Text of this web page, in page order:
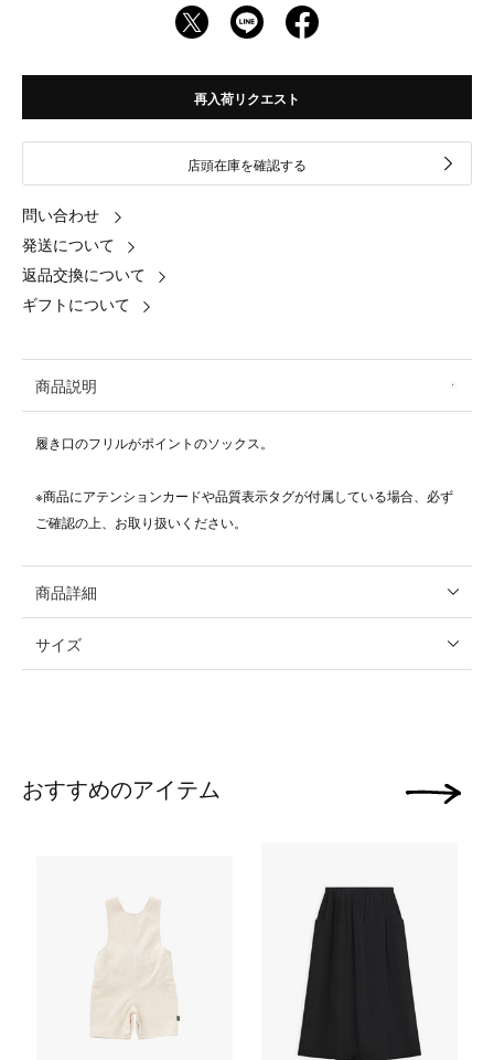
再入荷リクエスト
店頭在庫を確認する
問い合わせ
発送について
返品交換について
ギフトについて
商品説明
履き口のフリルがポイントのソックス。
※商品にアテンションカードや品質表示タグが付属している場合、必ず
ご確認の上、お取り扱いください。
商品詳細
サイズ
おすすめのアイテム 次の画像